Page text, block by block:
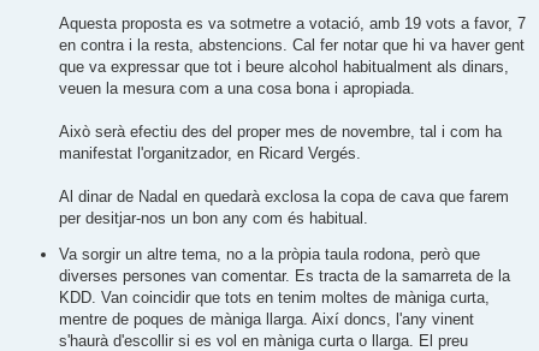
Aquesta proposta es va sotmetre a votació, amb 19 vots a favor, 7
en contra i la resta, abstencions. Cal fer notar que hi va haver gent
que va expressar que tot i beure alcohol habitualment als dinars,
veuen la mesura com a una cosa bona i apropiada.
Això serà efectiu des del proper mes de novembre, tal i com ha
manifestat l'organitzador, en Ricard Vergés.
Al dinar de Nadal en quedarà exclosa la copa de cava que farem
per desitjar-nos un bon any com és habitual.
Va sorgir un altre tema, no a la pròpia taula rodona, però que
diverses persones van comentar. Es tracta de la samarreta de la
KDD. Van coincidir que tots en tenim moltes de màniga curta,
mentre de poques de màniga llarga. Així doncs, l'any vinent
s'haurà d'escollir si es vol en màniga curta o llarga. El preu